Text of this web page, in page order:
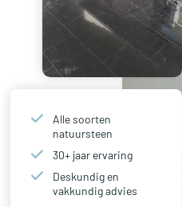
Alle soorten
natuursteen
30+ jaar ervaring
Deskundig en
vakkundig advies